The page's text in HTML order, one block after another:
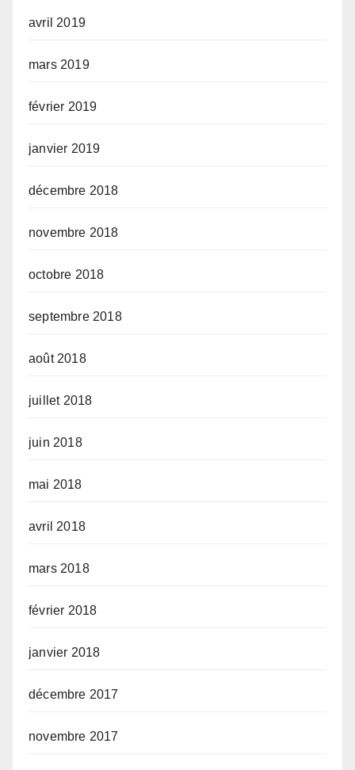
avril 2019
mars 2019
février 2019
janvier 2019
décembre 2018
novembre 2018
octobre 2018
septembre 2018
août 2018
juillet 2018
juin 2018
mai 2018
avril 2018
mars 2018
février 2018
janvier 2018
décembre 2017
novembre 2017